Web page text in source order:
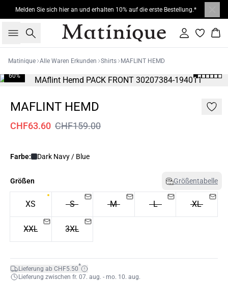
Melden Sie sich hier an und erhalten 10% auf die erste Bestellung.*
Suche Einloggen
Matinique Alle Waren Erkunden Shirts MAFLINT HEMD
60%
MAFLINT HEMD
CHF63.60 CHF159.00
Farbe: Dark Navy / Blue
Größen Größentabelle
XS S M L XL
XXL 3XL
Lieferung ab CHF5.50*
Lieferung zwischen fr. 07. aug. - mo. 10. aug.